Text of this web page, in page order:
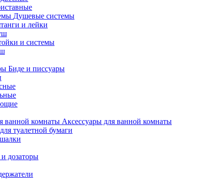
Душевые системы
и лейки
и системы
Биде и писсуары
Аксессуары для ванной комнаты
туалетной бумаги
дозаторы